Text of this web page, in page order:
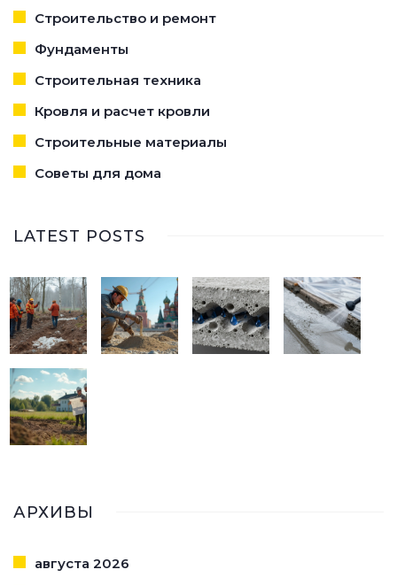
Строительство и ремонт
Фундаменты
Строительная техника
Кровля и расчет кровли
Строительные материалы
Советы для дома
LATEST POSTS
АРХИВЫ
августа 2026